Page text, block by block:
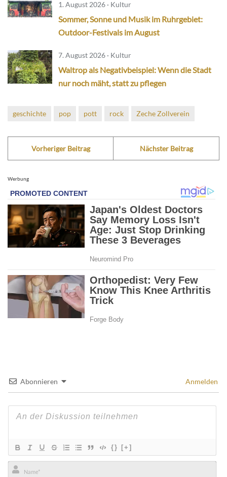
1. August 2026 · Kultur
Sommer, Sonne und Musik im Ruhrgebiet:
Outdoor-Festivals im August
7. August 2026 · Kultur
Waltrop als Negativbeispiel: Wenn die Stadt
nur noch mäht, statt zu pflegen
geschichte pop pott rock Zeche Zollverein
Vorheriger Beitrag Nächster Beitrag
Werbung
Abonnieren Anmelden
{} [+]